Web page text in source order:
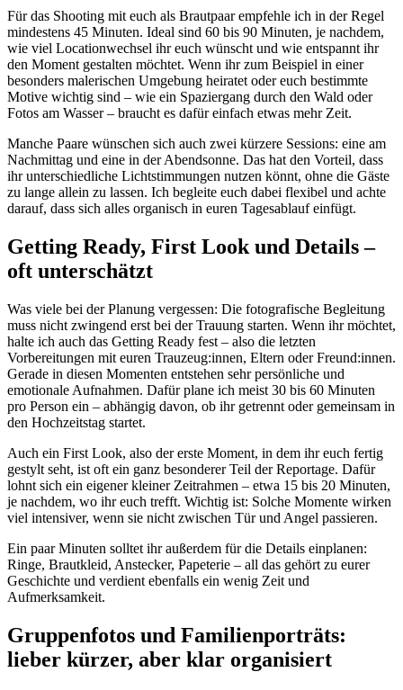
Für das Shooting mit euch als Brautpaar empfehle ich in der Regel
mindestens 45 Minuten. Ideal sind 60 bis 90 Minuten, je nachdem,
wie viel Locationwechsel ihr euch wünscht und wie entspannt ihr
den Moment gestalten möchtet. Wenn ihr zum Beispiel in einer
besonders malerischen Umgebung heiratet oder euch bestimmte
Motive wichtig sind – wie ein Spaziergang durch den Wald oder
Fotos am Wasser – braucht es dafür einfach etwas mehr Zeit.
Manche Paare wünschen sich auch zwei kürzere Sessions: eine am
Nachmittag und eine in der Abendsonne. Das hat den Vorteil, dass
ihr unterschiedliche Lichtstimmungen nutzen könnt, ohne die Gäste
zu lange allein zu lassen. Ich begleite euch dabei flexibel und achte
darauf, dass sich alles organisch in euren Tagesablauf einfügt.
Getting Ready, First Look und Details –
oft unterschätzt
Was viele bei der Planung vergessen: Die fotografische Begleitung
muss nicht zwingend erst bei der Trauung starten. Wenn ihr möchtet,
halte ich auch das Getting Ready fest – also die letzten
Vorbereitungen mit euren Trauzeug:innen, Eltern oder Freund:innen.
Gerade in diesen Momenten entstehen sehr persönliche und
emotionale Aufnahmen. Dafür plane ich meist 30 bis 60 Minuten
pro Person ein – abhängig davon, ob ihr getrennt oder gemeinsam in
den Hochzeitstag startet.
Auch ein First Look, also der erste Moment, in dem ihr euch fertig
gestylt seht, ist oft ein ganz besonderer Teil der Reportage. Dafür
lohnt sich ein eigener kleiner Zeitrahmen – etwa 15 bis 20 Minuten,
je nachdem, wo ihr euch trefft. Wichtig ist: Solche Momente wirken
viel intensiver, wenn sie nicht zwischen Tür und Angel passieren.
Ein paar Minuten solltet ihr außerdem für die Details einplanen:
Ringe, Brautkleid, Anstecker, Papeterie – all das gehört zu eurer
Geschichte und verdient ebenfalls ein wenig Zeit und
Aufmerksamkeit.
Gruppenfotos und Familienporträts:
lieber kürzer, aber klar organisiert